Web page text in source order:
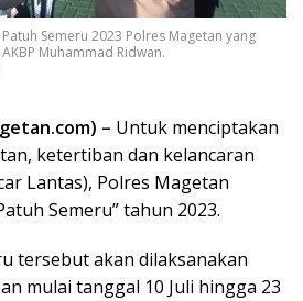
Semeru 2023 Polres Magetan yang
Muhammad Ridwan.
– Untuk menciptakan
ketertiban dan kelancaran
Lantas), Polres Magetan
Semeru” tahun 2023.
tersebut akan dilaksanakan
mulai tanggal 10 Juli hingga 23